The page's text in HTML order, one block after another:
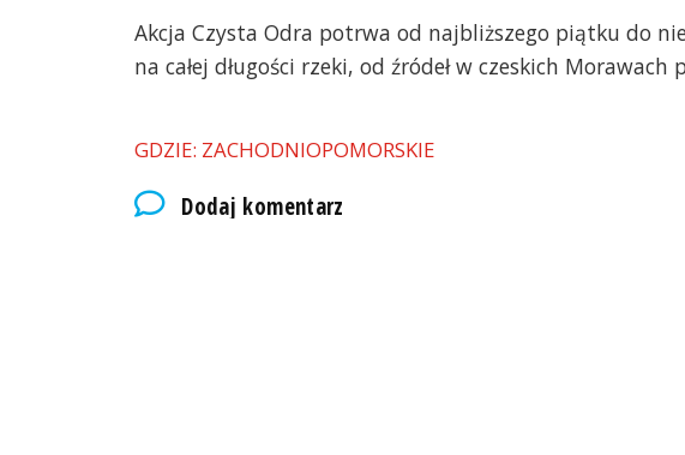
Akcja Czysta Odra potrwa od najbliższego piątku do
na całej długości rzeki, od źródeł w czeskich
GDZIE: ZACHODNIOPOMORSKIE
Dodaj komentarz